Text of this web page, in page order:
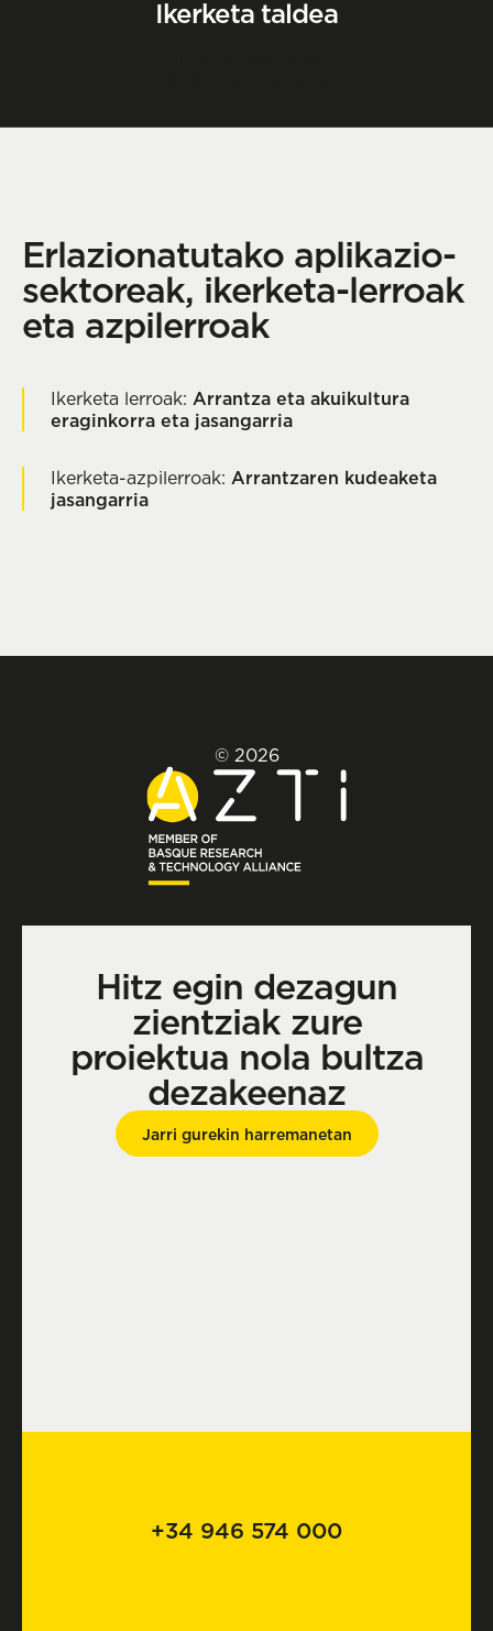
Ikerketa taldea
Erlazionatutako aplikazio-
sektoreak, ikerketa-lerroak
eta azpilerroak
Ikerketa lerroak: Arrantza eta akuikultura
eraginkorra eta jasangarria
Ikerketa-azpilerroak: Arrantzaren kudeaketa
jasangarria
© 2026
Hitz egin dezagun
zientziak zure
proiektua nola bultza
dezakeenaz
Jarri gurekin harremanetan
+34 946 574 000